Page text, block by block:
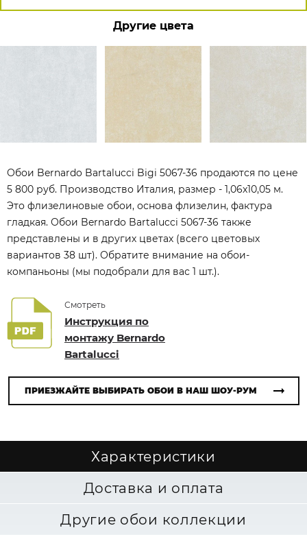
Другие цвета
Обои Bernardo Bartalucci Bigi 5067-36 продаются по цене
5 800 руб. Производство Италия, размер - 1,06x10,05 м.
Это флизелиновые обои, основа флизелин, фактура
гладкая. Обои Bernardo Bartalucci 5067-36 также
представлены и в других цветах (всего цветовых
вариантов 38 шт). Обратите внимание на обои-
компаньоны (мы подобрали для вас 1 шт.).
Смотреть
Инструкция по
монтажу Bernardo
Bartalucci
ПРИЕЗЖАЙТЕ ВЫБИРАТЬ ОБОИ В НАШ ШОУ-РУМ
Характеристики
Доставка и оплата
Другие обои коллекции